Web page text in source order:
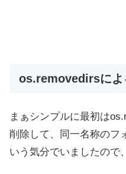
os.removedirsによ
まぁシンプルに最初は
削除して、同一名称のフ
いう気分でいましたので